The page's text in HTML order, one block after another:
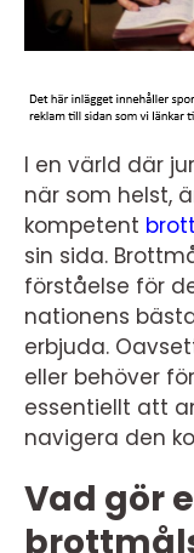
I en värld där
när som helst,
kompetent
sin sida.
förståelse för
nationens
erbjuda.
eller behöver
essentiellt att
navigera den
Vad gör